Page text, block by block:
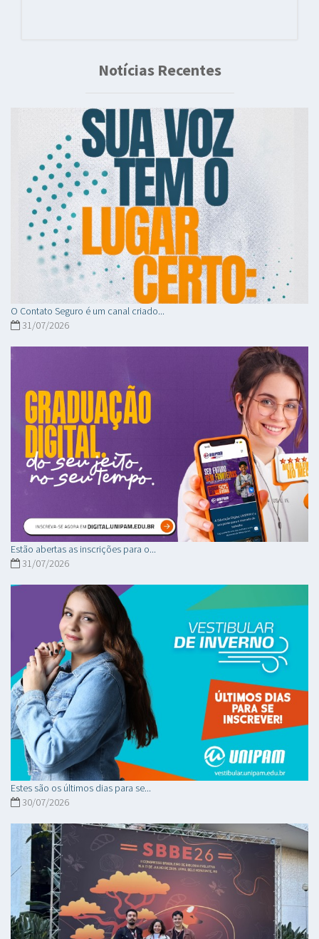
Notícias Recentes
O Contato Seguro é um canal criado...
31/07/2026
Estão abertas as inscrições para o...
31/07/2026
Estes são os últimos dias para se...
30/07/2026